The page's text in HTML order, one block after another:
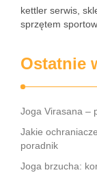
kettler serwis,
sprzętem
Ostatnie
Joga Virasana –
Jakie
poradnik
Joga brzucha: